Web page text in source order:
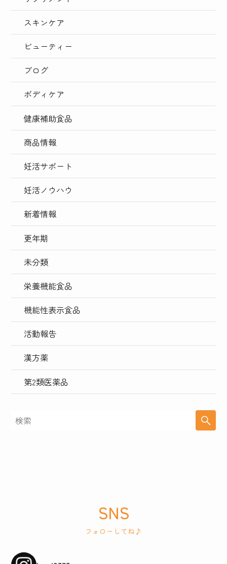
スキンケア
ビューティー
ブログ
ボディケア
健康補助食品
商品情報
妊活サポート
妊活ノウハウ
新着情報
更年期
未分類
栄養機能食品
機能性表示食品
活動報告
漢方薬
第2類医薬品
SNS
フォローしてね♪